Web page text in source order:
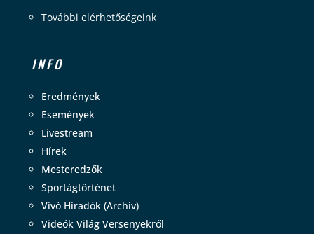
További elérhetőségeink
INFO
Eredmények
Események
Livestream
Hírek
Mesteredzők
Sportágtörténet
Vívó Híradók (Archív)
Videók Világ Versenyekről